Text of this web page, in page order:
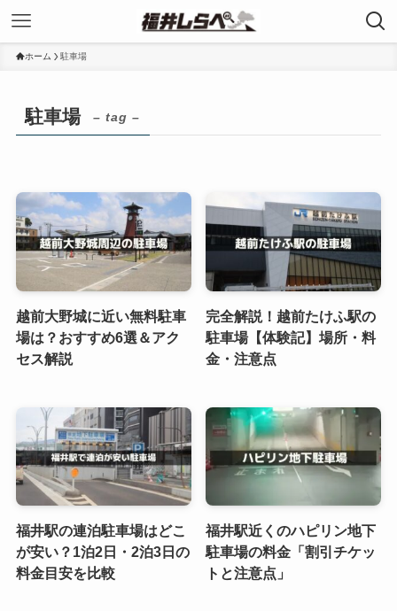
ホーム 駐車場
駐車場 – tag –
越前大野城に近い無料駐車
場は？おすすめ6選＆アク
セス解説
完全解説！越前たけふ駅の
駐車場【体験記】場所・料
金・注意点
福井駅の連泊駐車場はどこ
が安い？1泊2日・2泊3日の
料金目安を比較
福井駅近くのハピリン地下
駐車場の料金「割引チケッ
トと注意点」